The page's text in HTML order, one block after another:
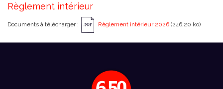
Règlement intérieur
Documents à télécharger : Règlement intérieur 2026 (246,20 ko)